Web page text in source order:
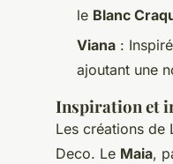
le Blanc
Viana :
ajoutant une
Inspiration et
Les créations de
Deco. Le Maia,